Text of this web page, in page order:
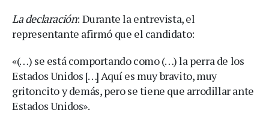
La declaración: Durante la entrevista, el
representante afirmó que el candidato:
«(…) se está comportando como (…) la perra de los
Estados Unidos […] Aquí es muy bravito, muy
gritoncito y demás, pero se tiene que arrodillar ante
Estados Unidos».